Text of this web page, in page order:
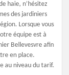
haie, n’hésitez
des jardiniers
Lorsque vous
équipe est à
Bellevesvre afin
en place.
au niveau du tarif.